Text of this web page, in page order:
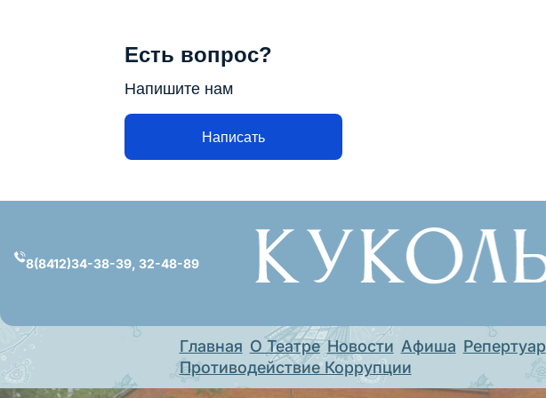
Есть вопрос?
Напишите нам
Написать
содержимому
8(8412)34-38-39, 32-48-89
Главная О Театре Новости Афиша Репертуар
Противодействие Коррупции